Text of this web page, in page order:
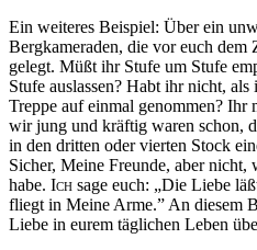
Ein weiteres Beispiel: Über ein
Bergkameraden, die vor euch dem
gelegt. Müßt ihr Stufe um Stufe
Stufe auslassen? Habt ihr nicht,
Treppe auf einmal genommen? Ihr
wir jung und kräftig waren schon,
in den dritten oder vierten Stock
Sicher, Meine Freunde, aber nicht,
habe. Ich sage euch: „Die Liebe
fliegt in Meine Arme.” An diesem
Liebe in eurem täglichen Leben